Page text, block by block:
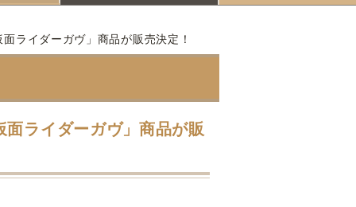
ライダーガヴ」商品が販売決定！
面ライダーガヴ」商品が販